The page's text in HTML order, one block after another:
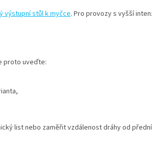
výstupní stůl k myčce. Pro provozy s vyšší
proto uveďte:
list nebo zaměřit vzdálenost dráhy od